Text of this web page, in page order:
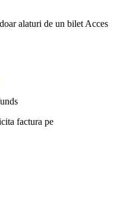
alaturi de un bilet Acces
factura pe